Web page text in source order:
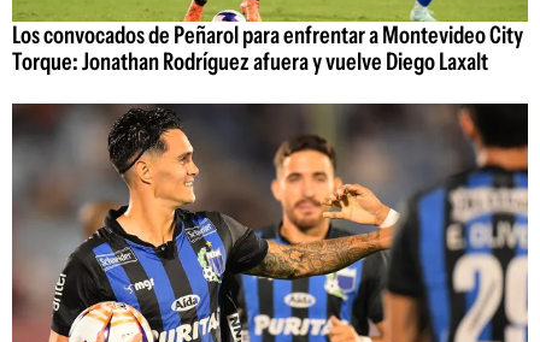
Los convocados de Peñarol para enfrentar a Montevideo City
Torque: Jonathan Rodríguez afuera y vuelve Diego Laxalt